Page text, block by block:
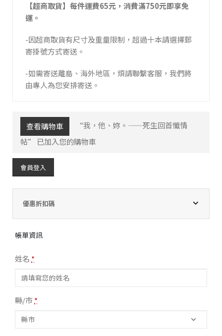
【超商取貨】每件運費65元，消費滿750元即享免
運。
-因超商取貨有尺寸及重量限制，超過十本請選擇郵
寄掛號方式寄送。
-如需寄送離島、海外地區，煩請聯繫客服，我們將
由專人為您安排寄送。
查看購物車
“我，他、妳。——死生回首懺情
帖” 已加入您的購物車
會員登入
優惠折扣碼
帳單資訊
姓名 *
縣/市*